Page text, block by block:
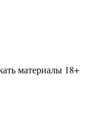
материалы 18+